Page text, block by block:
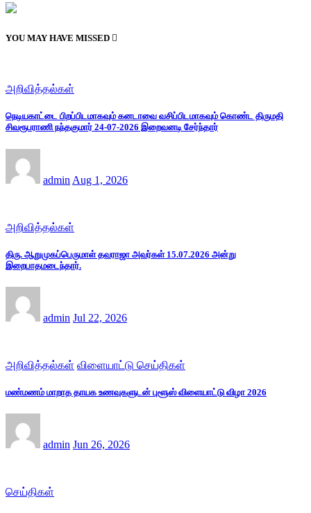
YOU MAY HAVE MISSED
அறிவித்தல்கள்
நெடியகாட்டை பிறப்பிடமாகவும் கனடாவை வசிப்பிடமாகவும் கொண்ட திருமதி
சிவரூபராணி நந்தகுமார் 24-07-2026 இறைவனடி சேர்ந்தார்
admin Aug 1, 2026
அறிவித்தல்கள்
திரு. ஆறுமுகப்பெருமாள் தவராஜா அவர்கள் 15.07.2026 அன்று
இறைபாதமடைந்தார்.
admin Jul 22, 2026
அறிவித்தல்கள் விளையாட்டு செய்திகள்
மண்மணம் மாறாத தாயக உணவுகளுடன் புளூஸ் விளையாட்டு விழா 2026
admin Jun 26, 2026
செய்திகள்